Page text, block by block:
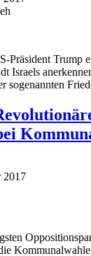
Präsident Trump
Israels
sogenannten
2017